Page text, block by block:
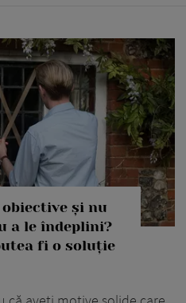
și nu
a le îndeplini?
fi o soluție